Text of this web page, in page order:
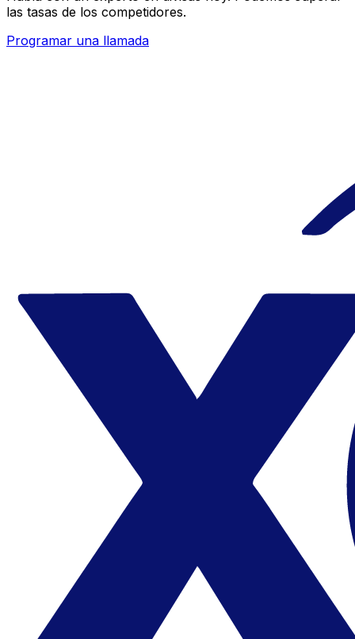
las tasas de los competidores.
Programar una llamada